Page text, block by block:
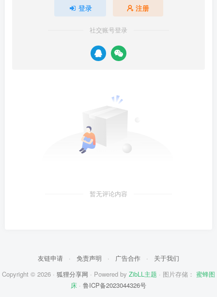
登录 注册
社交账号登录
暂无评论内容
友链申请 · 免责声明 · 广告合作 ·
关于我们
Copyright © 2026 · 狐狸分享网 · Powered by ZibLL主题 · 图片存储： 蜜蜂图
床 · 鲁ICP备2023044326号